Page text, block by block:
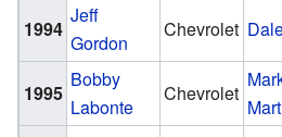
1994
Jeff
Gordon
Chevrolet
1995
Bobby
Labonte
Chevrolet